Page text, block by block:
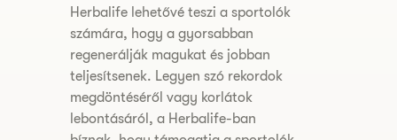
Herbalife lehetővé teszi a sportolók
számára, hogy a gyorsabban
regenerálják magukat és jobban
teljesítsenek. Legyen szó rekordok
megdöntéséről vagy korlátok
lebontásáról, a Herbalife-ban